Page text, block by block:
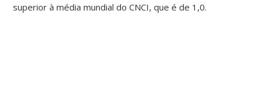
superior à média mundial do CNCI, que é de 1,0.